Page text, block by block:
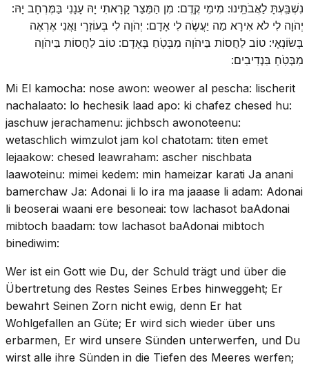
נִשְׁבַּֽעְתָּ לַאֲבֹתֵֽינוּ: מִימֵי קֶֽדֶם: מִן הַמֵּצַר קָרָאתִי יָהּ עָנָנִי בַּמֶּרְחָב יָהּ:
יְהֹוָה לִי לֹא אִירָא מַה יַעֲשֶׂה לִי אָדָם: יְהֹוָה לִי בְּעוֹזְרָי וַאֲנִי אֶרְאֶה
בְּשׂוֹנְאָי: טוֹב לַחֲסוֹת בַּיהֹוָה מִבְּטֹֽחַ בָּאָדָם: טוֹב לַחֲסוֹת בַּיהֹוָה
מִבְּטֹֽחַ בִּנְדִיבִים:
Mi El kamocha: nose awon: weower al pescha: lischerit
nachalaato: lo hechesik laad apo: ki chafez chesed hu:
jaschuw jerachamenu: jichbsch awonoteenu:
wetaschlich wimzulot jam kol chatotam: titen emet
lejaakow: chesed leawraham: ascher nischbata
laawoteinu: mimei kedem: min hameizar karati Ja anani
bamerchaw Ja: Adonai li lo ira ma jaaase li adam: Adonai
li beoserai waani ere besoneai: tow lachasot baAdonai
mibtoch baadam: tow lachasot baAdonai mibtoch
binediwim:
Wer ist ein Gott wie Du, der Schuld trägt und über die
Übertretung des Restes Seines Erbes hinweggeht; Er
bewahrt Seinen Zorn nicht ewig, denn Er hat
Wohlgefallen an Güte; Er wird sich wieder über uns
erbarmen, Er wird unsere Sünden unterwerfen, und Du
wirst alle ihre Sünden in die Tiefen des Meeres werfen;